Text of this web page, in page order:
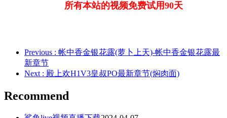
所有本站的视频免费试用90天
Previous : 帐中香金银花露(萝卜上天)-帐中香金银花露最
新章节
Next : 殿上欢H1V3皇叔PO最新章节(焖肉面)
Recommend